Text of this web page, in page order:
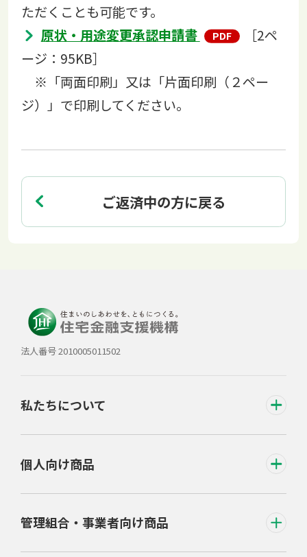
ただくことも可能です。
原状・用途変更承認申請書
［2ペ
ージ：95KB］
※「両面印刷」又は「片面印刷（２ペー
ジ）」で印刷してください。
ご返済中の方に戻る
法人番号 2010005011502
私たちについて
個人向け商品
管理組合・事業者向け商品